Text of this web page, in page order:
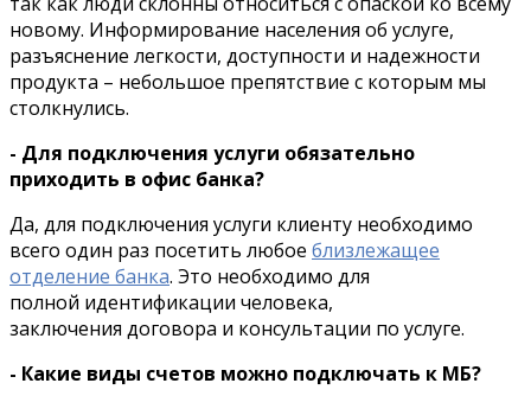
новому. Информирование населения об услуге,
разъяснение легкости, доступности и надежности
продукта – небольшое препятствие с которым мы
столкнулись.
- Для подключения услуги обязательно
приходить в офис банка?
Да, для подключения услуги клиенту необходимо
всего один раз посетить любое близлежащее
отделение банка. Это необходимо для
полной идентификации человека,
заключения договора и консультации по услуге.
- Какие виды счетов можно подключать к МБ?